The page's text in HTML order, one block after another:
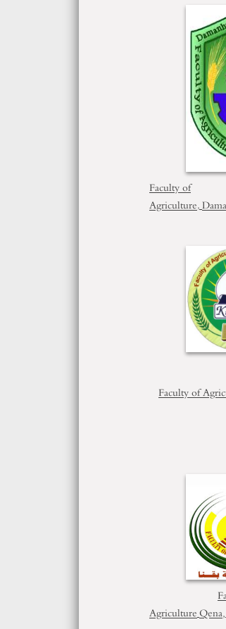
Faculty of
Agriculture,
Faculty of
AgricultureQena,